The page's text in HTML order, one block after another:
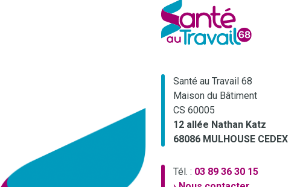
Santé au Travail 68
Maison du Bâtiment
CS 60005
12 allée Nathan Katz
68086 MULHOUSE CEDEX
Tél. : 03 89 36 30 15